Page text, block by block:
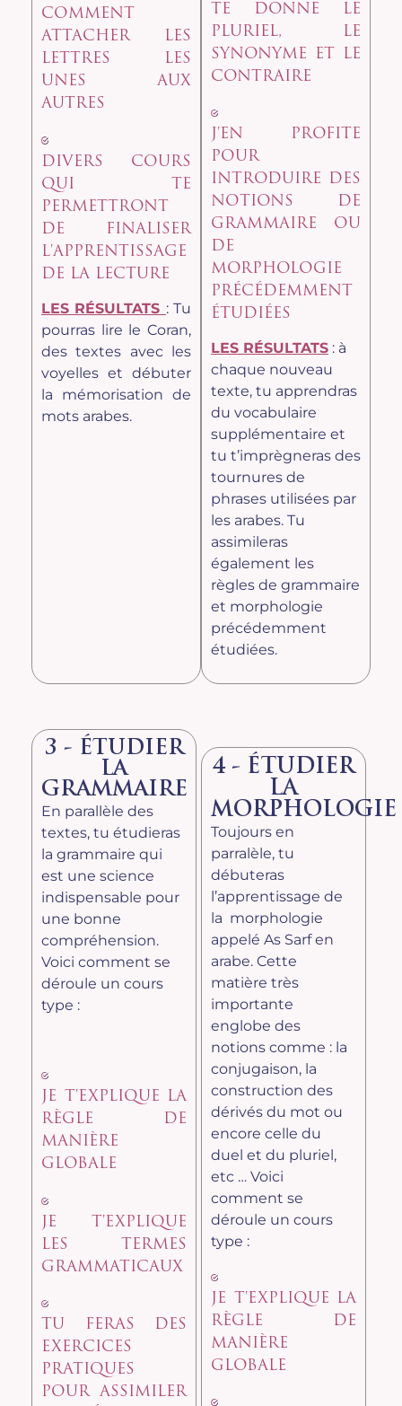
COMMENT
ATTACHER LES
LETTRES LES
UNES AUX
AUTRES
DIVERS COURS
QUI TE
PERMETTRONT
DE FINALISER
L'APPRENTISSAGE
DE LA LECTURE
LES RÉSULTATS : Tu
pourras lire le Coran,
des textes avec les
voyelles et débuter
la mémorisation de
mots arabes.
TE DONNE LE
PLURIEL, LE
SYNONYME ET LE
CONTRAIRE
J'EN PROFITE
POUR
INTRODUIRE DES
NOTIONS DE
GRAMMAIRE OU
DE
MORPHOLOGIE
PRÉCÉDEMMENT
ÉTUDIÉES
LES RÉSULTATS : à
chaque nouveau
texte, tu apprendras
du vocabulaire
supplémentaire et
tu t’imprègneras des
tournures de
phrases utilisées par
les arabes. Tu
assimileras
également les
règles de grammaire
et morphologie
précédemment
étudiées.
3 - ÉTUDIER
LA
GRAMMAIRE
En parallèle des
textes, tu étudieras
la grammaire qui
est une science
indispensable pour
une bonne
compréhension.
Voici comment se
déroule un cours
type :
JE T'EXPLIQUE LA
RÈGLE DE
MANIÈRE
GLOBALE
JE T'EXPLIQUE
LES TERMES
GRAMMATICAUX
TU FERAS DES
EXERCICES
PRATIQUES
POUR ASSIMILER
4 - ÉTUDIER
LA
MORPHOLOGIE
Toujours en
parralèle, tu
débuteras
l’apprentissage de
la morphologie
appelé As Sarf en
arabe. Cette
matière très
importante
englobe des
notions comme : la
conjugaison, la
construction des
dérivés du mot ou
encore celle du
duel et du pluriel,
etc … Voici
comment se
déroule un cours
type :
JE T'EXPLIQUE LA
RÈGLE DE
MANIÈRE
GLOBALE